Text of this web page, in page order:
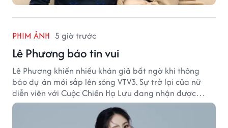
PHIM ẢNH 5 giờ trước
Lê Phương báo tin vui
Lê Phương khiến nhiều khán giả bất ngờ khi thông
báo dự án mới sắp lên sóng VTV3. Sự trở lại của nữ
diễn viên với Cuộc Chiến Hạ Lưu đang nhận được
nhiều sự quan tâm.